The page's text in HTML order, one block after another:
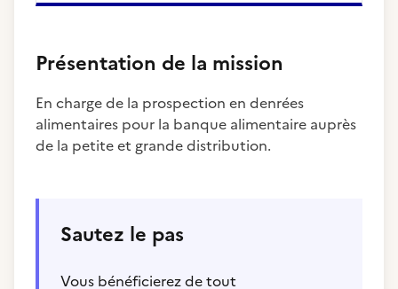
Présentation de la mission
En charge de la prospection en denrées
alimentaires pour la banque alimentaire auprès
de la petite et grande distribution.
Sautez le pas
Vous bénéficierez de tout